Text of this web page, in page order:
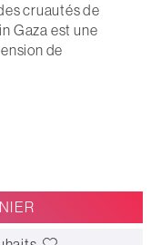
cruautés de
Gaza est une
de